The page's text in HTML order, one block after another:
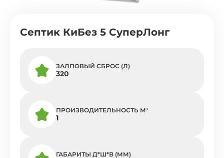
Септик КиБез 5 СуперЛонг
ЗАЛПОВЫЙ СБРОС (Л)
320
ПРОИЗВОДИТЕЛЬНОСТЬ M³
1
ГАБАРИТЫ Д*Ш*В (ММ)